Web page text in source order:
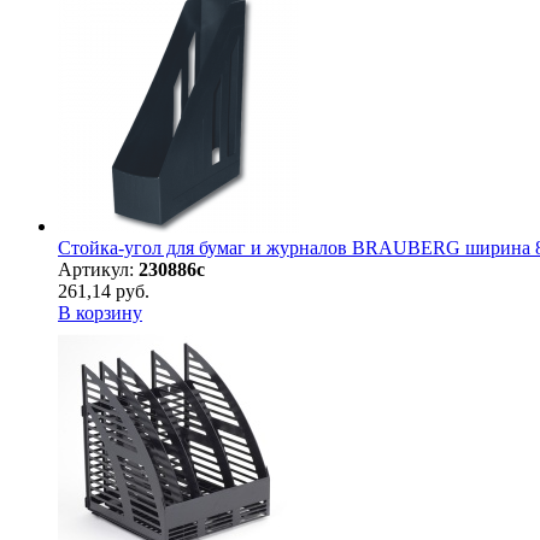
Стойка-угол для бумаг и журналов BRAUBERG ширина
Артикул: 230886с
261,14 руб.
В корзину